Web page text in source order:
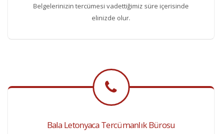
Belgelerinizin tercümesi vadettiğimiz süre içerisinde
elinizde olur.
Bala Letonyaca Tercümanlık Bürosu